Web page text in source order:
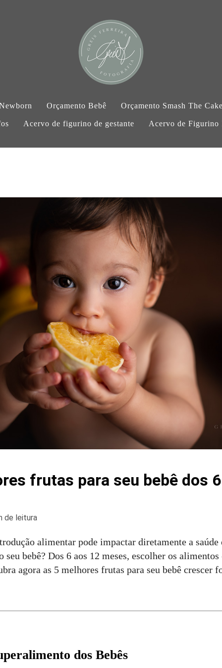
Orçamento Bebê Orçamento Smash The
Acervo de figurino de gestante Acervo de
frutas para seu bebê dos
de leitura
alimentar pode impactar diretamente a saúde
seu bebê? Dos 6 aos 12 meses, escolher os alimentos
agora as 5 melhores frutas para seu bebê crescer
dos Bebês